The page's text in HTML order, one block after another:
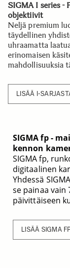
SIGMA I series -
objektiivit
Neljä premium
täydellinen
uhraamatta
erinomaisen
mahdollisuuksia
LISÄÄ I-
SIGMA fp -
kennon
SIGMA fp,
digitaalinen
Yhdessä
se painaa vain
päivittäiseen
LISÄÄ SIGMA